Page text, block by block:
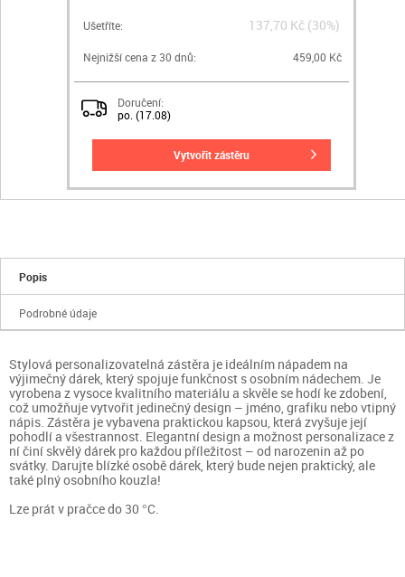
Ušetříte: 137,70 Kč (30%)
Nejnižší cena z 30 dnů: 459,00 Kč
Doručení:
po. (17.08)
vytvořit zástěru
Popis
Podrobné údaje
Stylová personalizovatelná zástěra je ideálním nápadem na
výjimečný dárek, který spojuje funkčnost s osobním nádechem. Je
vyrobena z vysoce kvalitního materiálu a skvěle se hodí ke zdobení,
což umožňuje vytvořit jedinečný design – jméno, grafiku nebo vtipný
nápis. Zástěra je vybavena praktickou kapsou, která zvyšuje její
pohodlí a všestrannost. Elegantní design a možnost personalizace z
ní činí skvělý dárek pro každou příležitost – od narozenin až po
svátky. Darujte blízké osobě dárek, který bude nejen praktický, ale
také plný osobního kouzla!
Lze prát v pračce do 30 °C.